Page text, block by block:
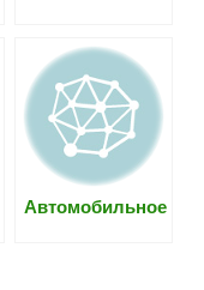
Автомобильное